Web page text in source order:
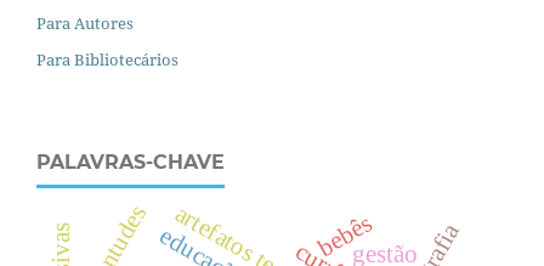
Para Autores
Para Bibliotecários
PALAVRAS-CHAVE
gestão
bebês